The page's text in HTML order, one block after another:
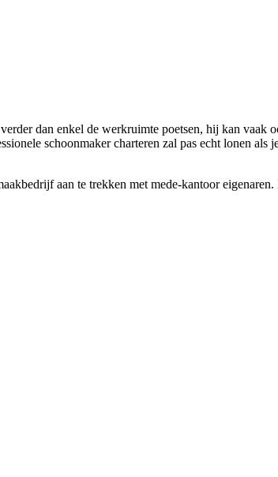
dan enkel de werkruimte poetsen, hij kan vaak
schoonmaker charteren zal pas echt lonen als
aan te trekken met mede-kantoor